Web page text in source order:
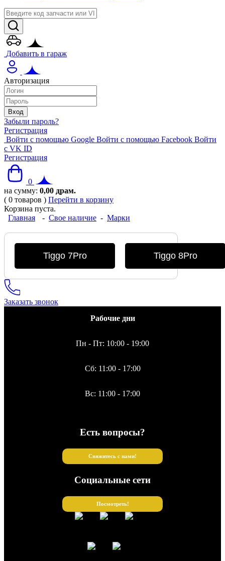
Добавить в гараж
Авторизация
Забыли пароль?
Регистрация
Войти с помощью Google Войти с помощью Facebook Войти
с VK ID
Регистрация
0
на сумму: 0,00 драм.
( 0 товаров ) Перейти в корзину
Корзина пуста.
Главная
- Свое наличие - Марки
Tiggo 7Pro Tiggo 8Pro
Заказать звонок
Рабочие дни
Пн - Пт: 10:00 - 19:00
Сб: 11:00 - 17:00
Вс: 11:00 - 17:00
Есть вопросы?
Свяжитесь с нами!
Социальные сети
Посмотреть!